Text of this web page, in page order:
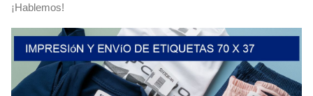
¡Hablemos!